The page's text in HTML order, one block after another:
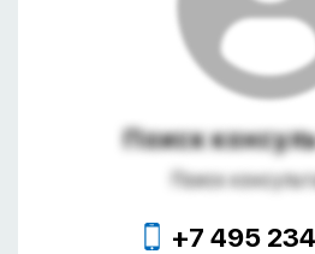
Поиск
Поиск
+7 495